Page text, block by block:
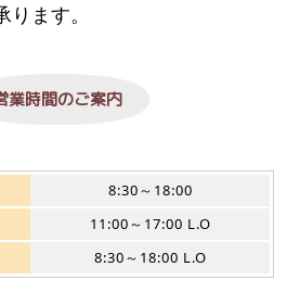
ます。
業時間のご案内
8:30～18:00
11:00～17:00 L.O
8:30～18:00 L.O